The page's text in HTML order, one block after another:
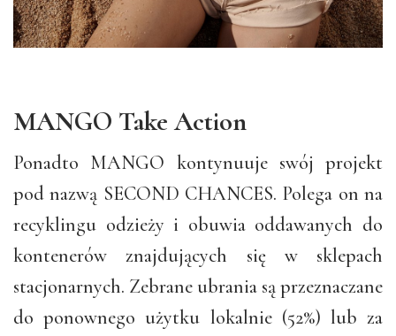
MANGO Take Action
Ponadto MANGO kontynuuje swój projekt
pod nazwą SECOND CHANCES. Polega on na
recyklingu odzieży i obuwia oddawanych do
kontenerów znajdujących się w sklepach
stacjonarnych. Zebrane ubrania są przeznaczane
do ponownego użytku lokalnie (52%) lub za